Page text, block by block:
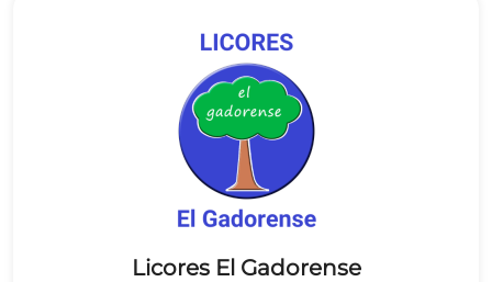
Licores El Gadorense